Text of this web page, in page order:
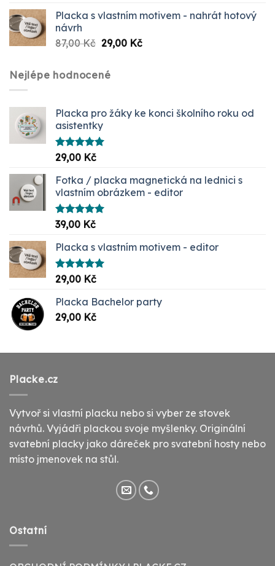
Placka s vlastním motivem - nahrát hotový
návrh
87,00Kč Původní
byla:
87,00 Kč.
29,00 KčAktuální
Nejlépe hodnocené
Placka pro žáky ke konci školního roku od
asistentky
Hodnocení
5.00
29,00 Kč
Fotka / placka magnetická na lednici s
vlastním obrázkem - editor
Hodnocení
5.00
39,00 Kč
Placka s vlastním motivem - editor
Hodnocení
5.00
29,00 Kč
Placka Bachelor party
29,00 Kč
Placke.cz
Vytvoř si vlastní placku nebo si vyber ze stovek
návrhů. Vyjádři plackou svoje myšlenky. Originální
svatební placky jako dáreček pro svatební hosty nebo
místo jmenovek na stůl.
Ostatní